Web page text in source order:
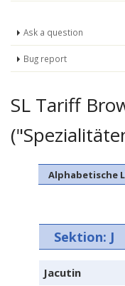
Ask a question
Bug report
SL Tariff
Alphabetische
Sektion: J
Jacutin